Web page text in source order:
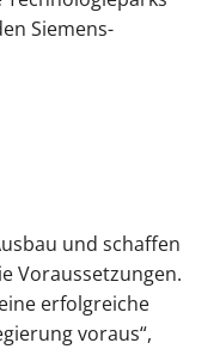
Siemens-
und schaffen
Voraussetzungen.
erfolgreiche
voraus“,